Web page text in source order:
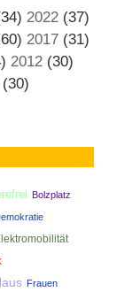
2022 (37)
2017 (31)
2012 (30)
(30)
Bolzplatz
Frauen